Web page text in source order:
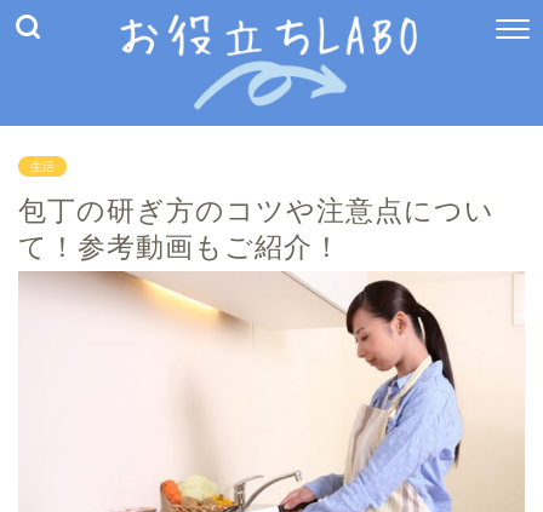
生活
包丁の研ぎ方のコツや注意点につい
て！参考動画もご紹介！